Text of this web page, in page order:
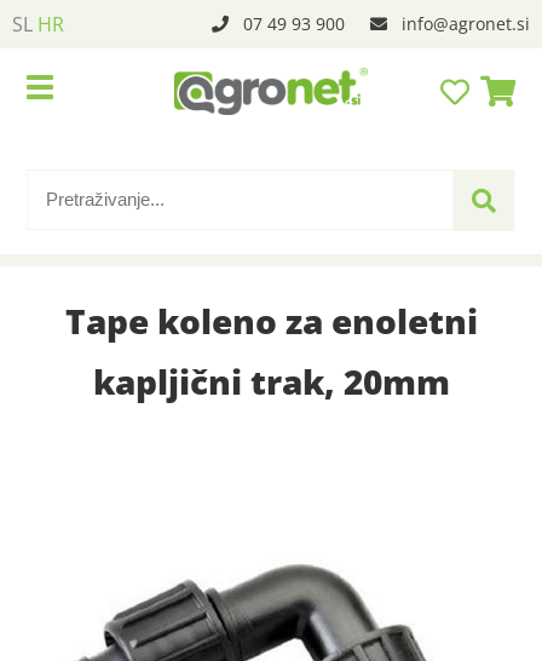
SL HR 07 49 93 900 info agronet.si
Tape koleno za enoletni
kapljični trak, 20mm